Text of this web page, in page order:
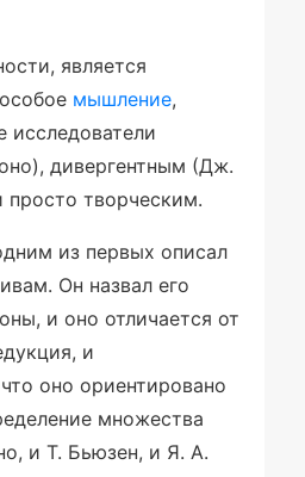
является
мышление,
исследователи
дивергентным (Дж.
творческим.
из первых описал
Он назвал его
и оно отличается от
и
оно ориентировано
множества
и Т. Бьюзен, и Я. А.